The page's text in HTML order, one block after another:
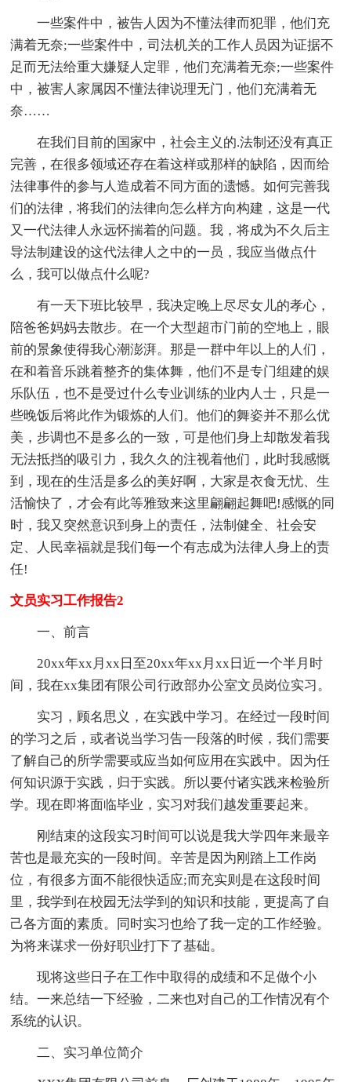
一些案件中，被告人因为不懂法律而犯罪，他们充
满着无奈;一些案件中，司法机关的工作人员因为证据不
足而无法给重大嫌疑人定罪，他们充满着无奈;一些案件
中，被害人家属因不懂法律说理无门，他们充满着无
奈……
在我们目前的国家中，社会主义的.法制还没有真正
完善，在很多领域还存在着这样或那样的缺陷，因而给
法律事件的参与人造成着不同方面的遗憾。如何完善我
们的法律，将我们的法律向怎么样方向构建，这是一代
又一代法律人永远怀揣着的问题。我，将成为不久后主
导法制建设的这代法律人之中的一员，我应当做点什
么，我可以做点什么呢?
有一天下班比较早，我决定晚上尽尽女儿的孝心，
陪爸爸妈妈去散步。在一个大型超市门前的空地上，眼
前的景象使得我心潮澎湃。那是一群中年以上的人们，
在和着音乐跳着整齐的集体舞，他们不是专门组建的娱
乐队伍，也不是受过什么专业训练的业内人士，只是一
些晚饭后将此作为锻炼的人们。他们的舞姿并不那么优
美，步调也不是多么的一致，可是他们身上却散发着我
无法抵挡的吸引力，我久久的注视着他们，此时我感慨
到，现在的生活是多么的美好啊，大家是衣食无忧、生
活愉快了，才会有此等雅致来这里翩翩起舞吧!感慨的同
时，我又突然意识到身上的责任，法制健全、社会安
定、人民幸福就是我们每一个有志成为法律人身上的责
任!
文员实习工作报告2
一、前言
20xx年xx月xx日至20xx年xx月xx日近一个半月时
间，我在xx集团有限公司行政部办公室文员岗位实习。
实习，顾名思义，在实践中学习。在经过一段时间
的学习之后，或者说当学习告一段落的时候，我们需要
了解自己的所学需要或应当如何应用在实践中。因为任
何知识源于实践，归于实践。所以要付诸实践来检验所
学。现在即将面临毕业，实习对我们越发重要起来。
刚结束的这段实习时间可以说是我大学四年来最辛
苦也是最充实的一段时间。辛苦是因为刚踏上工作岗
位，有很多方面不能很快适应;而充实则是在这段时间
里，我学到在校园无法学到的知识和技能，更提高了自
己各方面的素质。同时实习也给了我一定的工作经验。
为将来谋求一份好职业打下了基础。
现将这些日子在工作中取得的成绩和不足做个小
结。一来总结一下经验，二来也对自己的工作情况有个
系统的认识。
二、实习单位简介